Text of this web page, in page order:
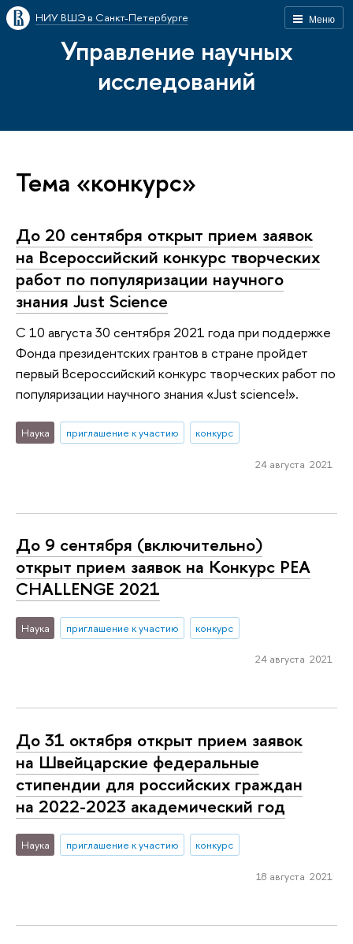
Меню
НИУ ВШЭ в Санкт-Петербурге
Управление научных
исследований
Тема «конкурс»
До 20 сентября открыт прием заявок
на Всероссийский конкурс творческих
работ по популяризации научного
знания Just Science
C 10 августа 30 сентября 2021 года при поддержке
Фонда президентских грантов в стране пройдет
первый Всероссийский конкурс творческих работ по
популяризации научного знания «Just science!».
Наука приглашение к участию конкурс
24 августа 2021
До 9 сентября (включительно)
открыт прием заявок на Конкурс PEA
CHALLENGE 2021
Наука приглашение к участию конкурс
24 августа 2021
До 31 октября открыт прием заявок
на Швейцарские федеральные
стипендии для российских граждан
на 2022-2023 академический год
Наука приглашение к участию конкурс
18 августа 2021